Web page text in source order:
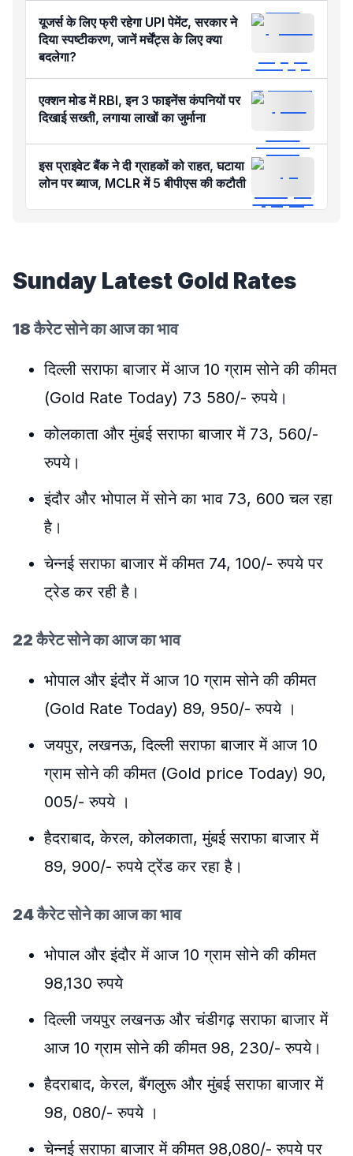
यूजर्स के लिए फ्री रहेगा UPI पेमेंट, सरकार ने
दिया स्पष्टीकरण, जानें मर्चेंट्स के लिए क्या
बदलेगा?
एक्शन मोड में RBI, इन 3 फाइनेंस कंपनियों पर
दिखाई सख्ती, लगाया लाखों का जुर्माना
इस प्राइवेट बैंक ने दी ग्राहकों को राहत, घटाया
लोन पर ब्याज, MCLR में 5 बीपीएस की कटौती
Sunday Latest Gold Rates
18 कैरेट सोने का आज का भाव
दिल्ली सराफा बाजार में आज 10 ग्राम सोने की कीमत
(Gold Rate Today) 73 580/- रुपये।
कोलकाता और मुंबई सराफा बाजार में 73, 560/-
रुपये।
इंदौर और भोपाल में सोने का भाव 73, 600 चल रहा
है।
चेन्नई सराफा बाजार में कीमत 74, 100/- रुपये पर
ट्रेड कर रही है।
22 कैरेट सोने का आज का भाव
भोपाल और इंदौर में आज 10 ग्राम सोने की कीमत
(Gold Rate Today) 89, 950/- रुपये ।
जयपुर, लखनऊ, दिल्ली सराफा बाजार में आज 10
ग्राम सोने की कीमत (Gold price Today) 90,
005/- रुपये ।
हैदराबाद, केरल, कोलकाता, मुंबई सराफा बाजार में
89, 900/- रुपये ट्रेंड कर रहा है।
24 कैरेट सोने का आज का भाव
भोपाल और इंदौर में आज 10 ग्राम सोने की कीमत
98,130 रुपये
दिल्ली जयपुर लखनऊ और चंडीगढ़ सराफा बाजार में
आज 10 ग्राम सोने की कीमत 98, 230/- रुपये।
हैदराबाद, केरल, बैंगलुरू और मुंबई सराफा बाजार में
98, 080/- रुपये ।
चेन्नई सराफा बाजार में कीमत 98,080/- रुपये पर